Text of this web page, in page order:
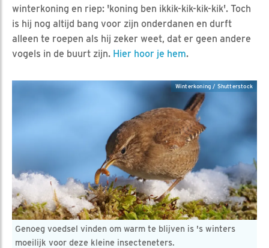
winterkoning en riep: 'koning ben ikkik-kik-kik-kik'. Toch
is hij nog altijd bang voor zijn onderdanen en durft
alleen te roepen als hij zeker weet, dat er geen andere
vogels in de buurt zijn. Hier hoor je hem.
Genoeg voedsel vinden om warm te blijven is 's winters
moeilijk voor deze kleine insecteneters.
Winterkoning / Shutterstock